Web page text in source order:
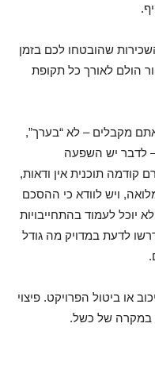
שהובטחו לכם בזמן
הולם לאורך כל תקופת
מקבלים – לא “בערך”,
לדבר יש השפעה
תוכנית אין ודאות,
ויש לוודא כי ההסכם
יוכל לעמוד בהתחייבויות
לדעת במדויק מה גודל
או ביטול הפרויקט. פיצוי
במקרה של כשל.